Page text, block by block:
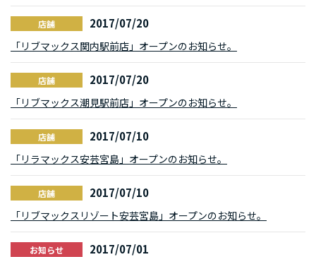
店舗 2017/07/20
「リブマックス関内駅前店」オープンのお知らせ。
店舗 2017/07/20
「リブマックス潮見駅前店」オープンのお知らせ。
店舗 2017/07/10
「リラマックス安芸宮島」オープンのお知らせ。
店舗 2017/07/10
「リブマックスリゾート安芸宮島」オープンのお知らせ。
お知らせ 2017/07/01